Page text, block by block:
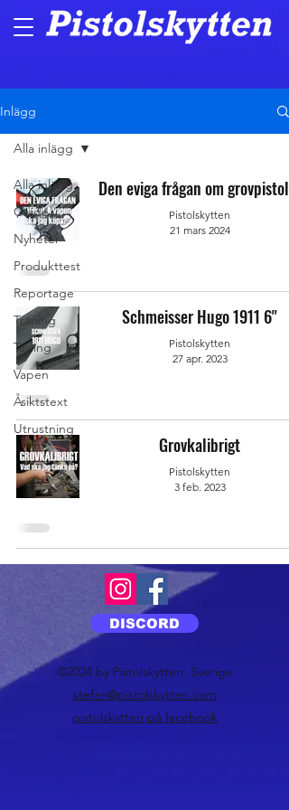
Inlägg
Alla inlägg
Guide
Nyheter
Produkttest
Reportage
Träning
Tävling
Vapen
Åsiktstext
Utrustning
Alla inlägg
Den eviga frågan om grovpistoler
Pistolskytten
21 mars 2024
Schmeisser Hugo 1911 6''
Pistolskytten
27 apr. 2023
Grovkalibrigt
Pistolskytten
3 feb. 2023
DISCORD
©2024 by Pistolskytten. Sverige
stefan@pistolskytten.com
pistolskytten på facebook